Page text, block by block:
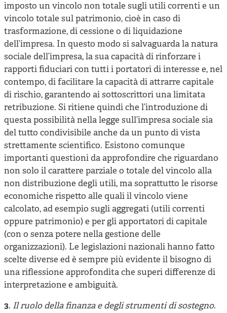
imposto un vincolo non totale sugli utili correnti e un
vincolo totale sul patrimonio, cioè in caso di
trasformazione, di cessione o di liquidazione
dell’impresa. In questo modo si salvaguarda la natura
sociale dell’impresa, la sua capacità di rinforzare i
rapporti fiduciari con tutti i portatori di interesse e, nel
contempo, di facilitare la capacità di attrarre capitale
di rischio, garantendo ai sottoscrittori una limitata
retribuzione. Si ritiene quindi che l’introduzione di
questa possibilità nella legge sull’impresa sociale sia
del tutto condivisibile anche da un punto di vista
strettamente scientifico. Esistono comunque
importanti questioni da approfondire che riguardano
non solo il carattere parziale o totale del vincolo alla
non distribuzione degli utili, ma soprattutto le risorse
economiche rispetto alle quali il vincolo viene
calcolato, ad esempio sugli aggregati (utili correnti
oppure patrimonio) e per gli apportatori di capitale
(con o senza potere nella gestione delle
organizzazioni). Le legislazioni nazionali hanno fatto
scelte diverse ed è sempre più evidente il bisogno di
una riflessione approfondita che superi differenze di
interpretazione e ambiguità.
3. Il ruolo della finanza e degli strumenti di sostegno.